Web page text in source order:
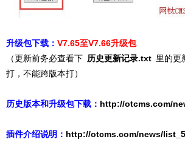
升级包下载： V7.65至V7.66升级包
（更新前务必查看下 历史更新记录.txt 里的更
打，不能跨版本打）
历史版本和升级包下载： http://otcms.com/
插件介绍说明： http://otcms.com/news/